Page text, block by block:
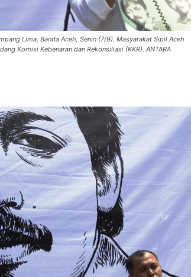
Lima, Banda Aceh, Senin (7/9). Masyarakat Sipil Aceh
Komisi Kebenaran dan Rekonsiliasi (KKR). ANTARA